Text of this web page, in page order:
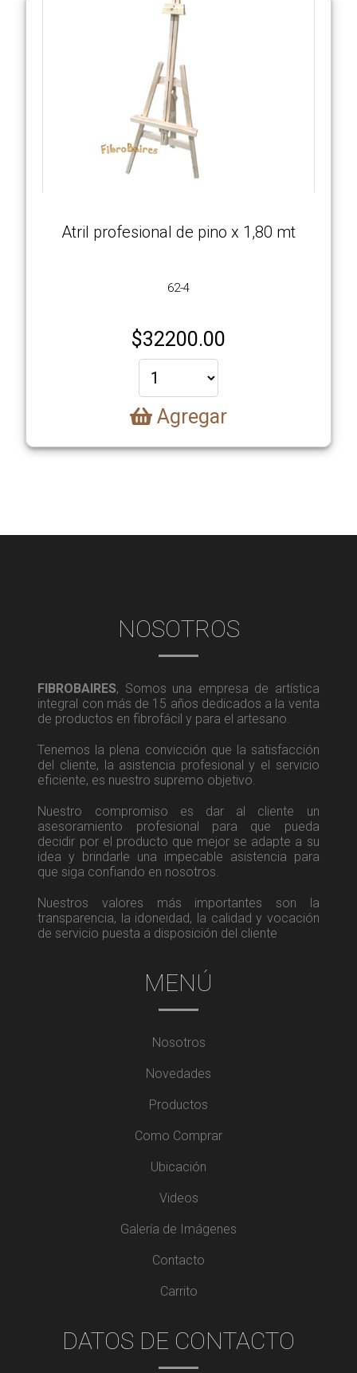
Atril profesional de pino x 1,80 mt
62-4
$32200.00
Agregar
NOSOTROS
FIBROBAIRES, Somos una empresa de artística
integral con más de 15 años dedicados a la venta
de productos en fibrofácil y para el artesano.
Tenemos la plena convicción que la satisfacción
del cliente, la asistencia profesional y el servicio
eficiente, es nuestro supremo objetivo.
Nuestro compromiso es dar al cliente un
asesoramiento profesional para que pueda
decidir por el producto que mejor se adapte a su
idea y brindarle una impecable asistencia para
que siga confiando en nosotros.
Nuestros valores más importantes son la
transparencia, la idoneidad, la calidad y vocación
de servicio puesta a disposición del cliente
MENÚ
Nosotros
Novedades
Productos
Como Comprar
Ubicación
Videos
Galería de Imágenes
Contacto
Carrito
DATOS DE CONTACTO